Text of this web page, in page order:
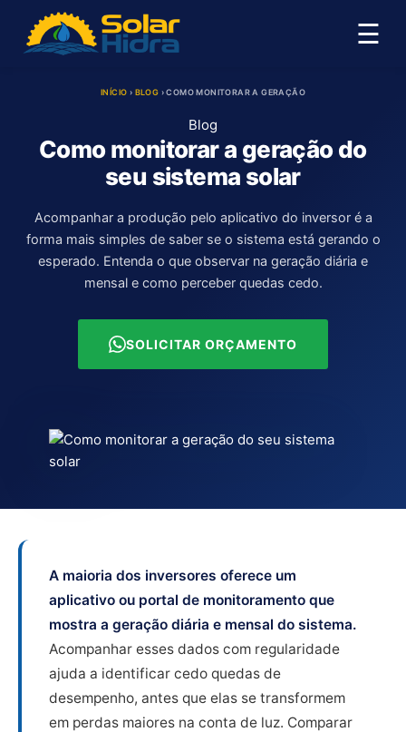
☰
INÍCIO › BLOG ›COMO MONITORAR A GERAÇÃO
Blog
Como monitorar a geração do
seu sistema solar
Acompanhar a produção pelo aplicativo do inversor é a
forma mais simples de saber se o sistema está gerando o
esperado. Entenda o que observar na geração diária e
mensal e como perceber quedas cedo.
SOLICITAR ORÇAMENTO
A maioria dos inversores oferece um
aplicativo ou portal de monitoramento que
mostra a geração diária e mensal do sistema.
Acompanhar esses dados com regularidade
ajuda a identificar cedo quedas de
desempenho, antes que elas se transformem
em perdas maiores na conta de luz. Comparar